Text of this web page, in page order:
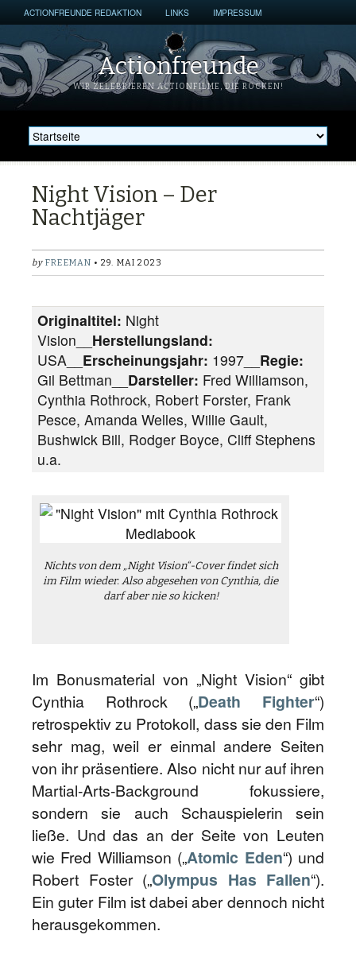
ACTIONFREUNDE REDAKTION LINKS IMPRESSUM
Actionfreunde
WIR ZELEBRIEREN ACTIONFILME, DIE ROCKEN!
Night Vision – Der
Nachtjäger
by FREEMAN • 29. MAI 2023
Originaltitel: Night
Vision__ Herstellungsland:
USA__ Erscheinungsjahr: 1997__ Regie:
Gil Bettman__ Darsteller: Fred Williamson,
Cynthia Rothrock, Robert Forster, Frank
Pesce, Amanda Welles, Willie Gault,
Bushwick Bill, Rodger Boyce, Cliff Stephens
u.a.
Nichts von dem „Night Vision“-Cover findet sich
im Film wieder. Also abgesehen von Cynthia, die
darf aber nie so kicken!
Im Bonusmaterial von „Night Vision“ gibt
Cynthia Rothrock („Death Fighter“)
retrospektiv zu Protokoll, dass sie den Film
sehr mag, weil er einmal andere Seiten
von ihr präsentiere. Also nicht nur auf ihren
Martial-Arts-Background fokussiere,
sondern sie auch Schauspielerin sein
ließe. Und das an der Seite von Leuten
wie Fred Williamson („Atomic Eden“) und
Robert Foster („Olympus Has Fallen“).
Ein guter Film ist dabei aber dennoch nicht
herausgekommen.